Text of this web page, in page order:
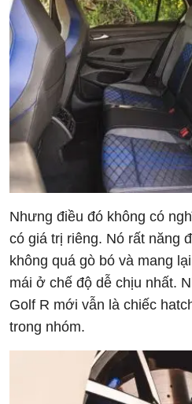
Nhưng điều đó không có
có giá trị riêng. Nó rất năng
không quá gò bó và mang
mái ở chế độ dễ chịu nhất.
Golf R mới vẫn là chiếc
trong nhóm.